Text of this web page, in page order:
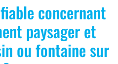
concernant
paysager et
ou fontaine sur